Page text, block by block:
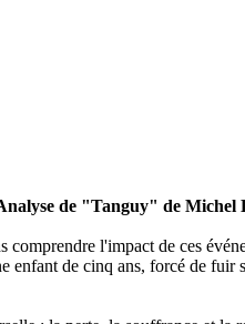
de "Tanguy" de Michel
l'impact de ces
de cinq ans, forcé de